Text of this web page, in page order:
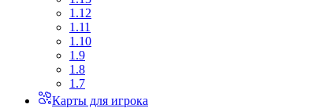
1.12
1.11
1.10
1.9
1.8
1.7
Карты для игрока